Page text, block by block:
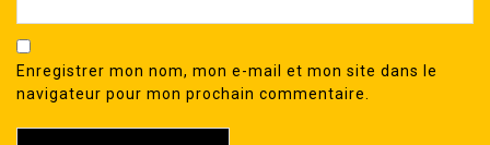
Enregistrer mon nom, mon e-mail et mon site dans le
navigateur pour mon prochain commentaire.